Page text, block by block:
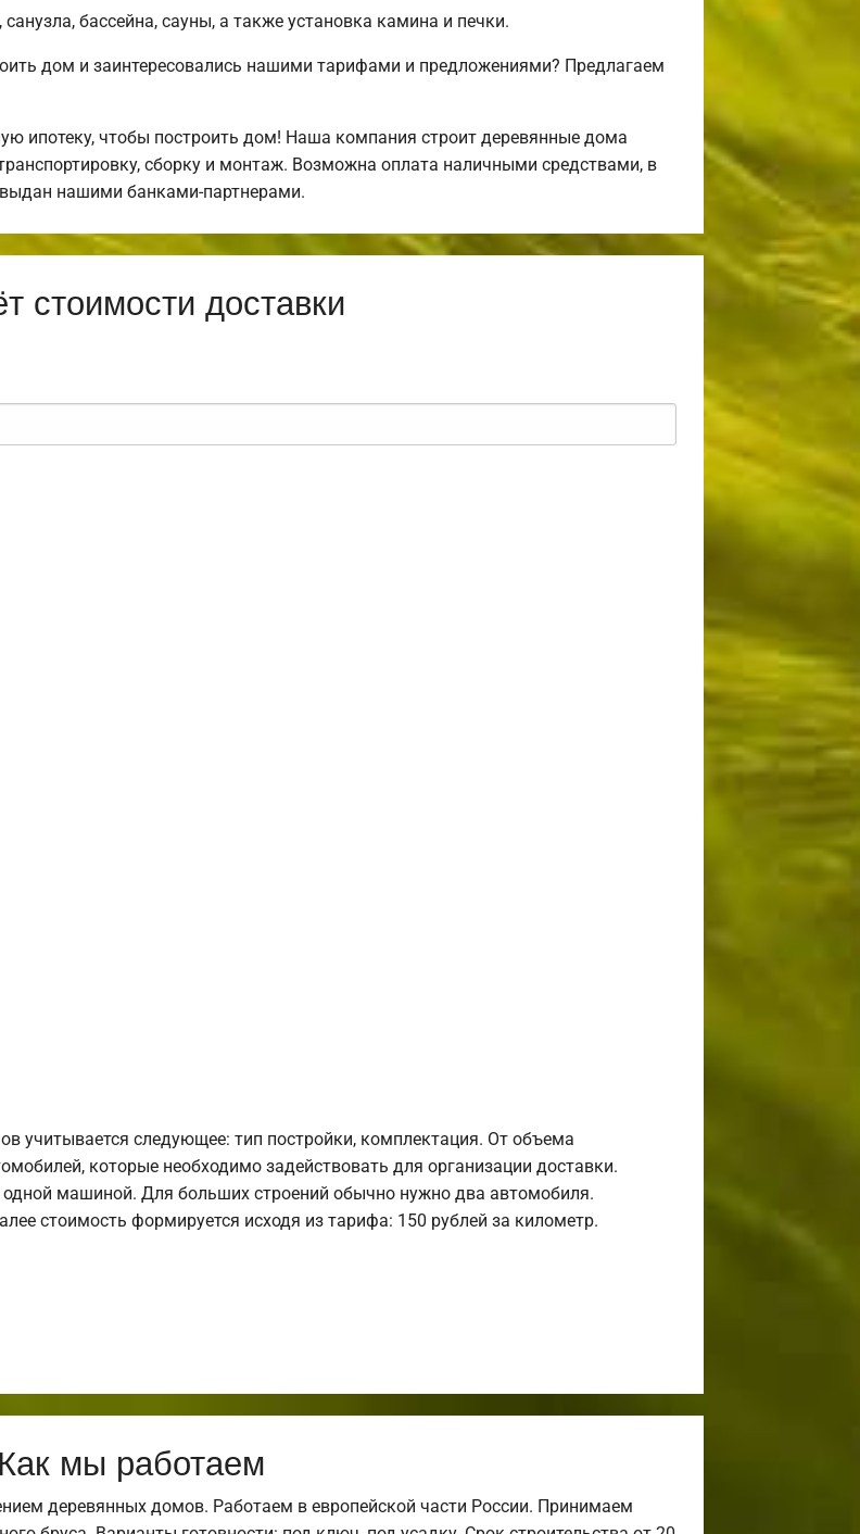
бассейна, сауны, а также установка камина и печки.
дом и заинтересовались нашими тарифами и предложениями? Предлагаем
ипотеку, чтобы построить дом! Наша компания строит деревянные дома
сборку и монтаж. Возможна оплата наличными средствами, в
выдан нашими банками-партнерами.
стоимости доставки
учитывается следующее: тип постройки, комплектация. От объема
которые необходимо задействовать для организации доставки.
машиной. Для больших строений обычно нужно два автомобиля.
стоимость формируется исходя из тарифа: 150 рублей за километр.
Как мы работаем
деревянных домов. Работаем в европейской части России. Принимаем